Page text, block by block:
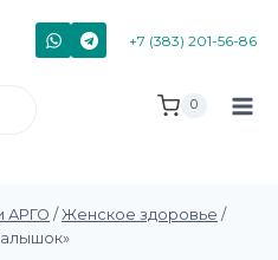
+7 (383) 201-56-86
0
АРГО / Женское здоровье /